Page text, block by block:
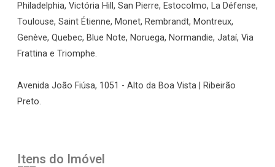
Philadelphia, Victória Hill, San Pierre, Estocolmo, La Défense,
Toulouse, Saint Étienne, Monet, Rembrandt, Montreux,
Genève, Quebec, Blue Note, Noruega, Normandie, Jataí, Via
Frattina e Triomphe.
Avenida João Fiúsa, 1051 - Alto da Boa Vista | Ribeirão
Preto.
Itens do Imóvel